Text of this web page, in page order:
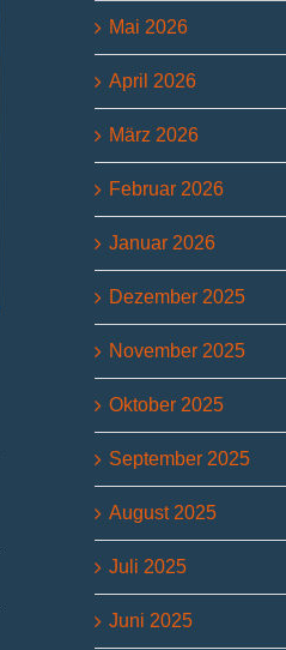
Mai 2026
April 2026
März 2026
Februar 2026
Januar 2026
Dezember 2025
November 2025
Oktober 2025
September 2025
August 2025
Juli 2025
Juni 2025